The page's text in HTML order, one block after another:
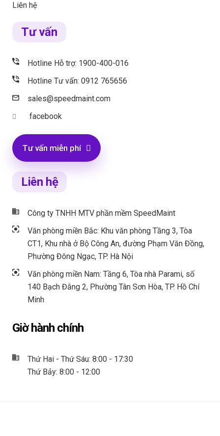
Liên hệ
Tư vấn
Hotline Hỗ trợ: 1900-400-016
Hotline Tư vấn: 0912 765656
sales@speedmaint.com
facebook
Tư vấn miễn phí
Liên hệ
Công ty TNHH MTV phần mềm SpeedMaint
Văn phòng miền Bắc: Khu văn phòng Tầng 3, Tòa
CT1, Khu nhà ở Bộ Công An, đường Phạm Văn Đồng,
Phường Đông Ngạc, TP. Hà Nội
Văn phòng miền Nam: Tầng 6, Tòa nhà Parami, số
140 Bạch Đằng 2, Phường Tân Sơn Hòa, TP. Hồ Chí
Minh
Giờ hành chính
Thứ Hai - Thứ Sáu: 8:00 - 17:30
Thứ Bảy: 8:00 - 12:00